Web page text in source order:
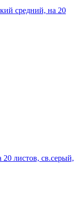
средний, на 20
листов, св.серый,